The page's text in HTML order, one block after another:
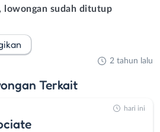
lowongan sudah ditutup
2 tahun lalu
Terkait
hari ini